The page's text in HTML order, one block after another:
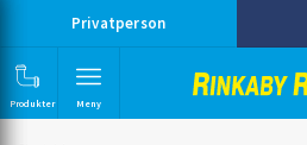
Privatperson
Produkter Meny